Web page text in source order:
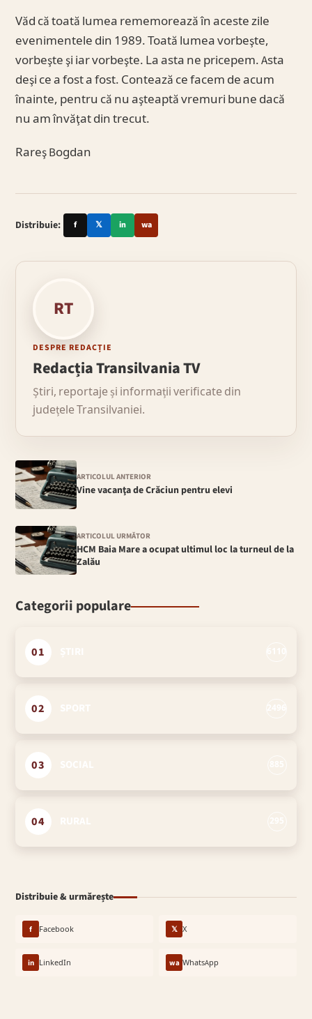
Văd că toată lumea rememorează în aceste zile
evenimentele din 1989. Toată lumea vorbeşte,
vorbeşte şi iar vorbeşte. La asta ne pricepem. Asta
deşi ce a fost a fost. Contează ce facem de acum
înainte, pentru că nu aşteaptă vremuri bune dacă
nu am învăţat din trecut.
Rareş Bogdan
Distribuie: f 𝕏 in wa
RT
DESPRE REDACȚIE
Redacția Transilvania TV
Știri, reportaje și informații verificate din
județele Transilvaniei.
ARTICOLUL ANTERIOR
Vine vacanţa de Crăciun pentru elevi
ARTICOLUL URMĂTOR
HCM Baia Mare a ocupat ultimul loc la turneul de la
Zalău
Categorii populare
01
02
03
04
Distribuie & urmărește
f Facebook 𝕏 X
in LinkedIn wa WhatsApp